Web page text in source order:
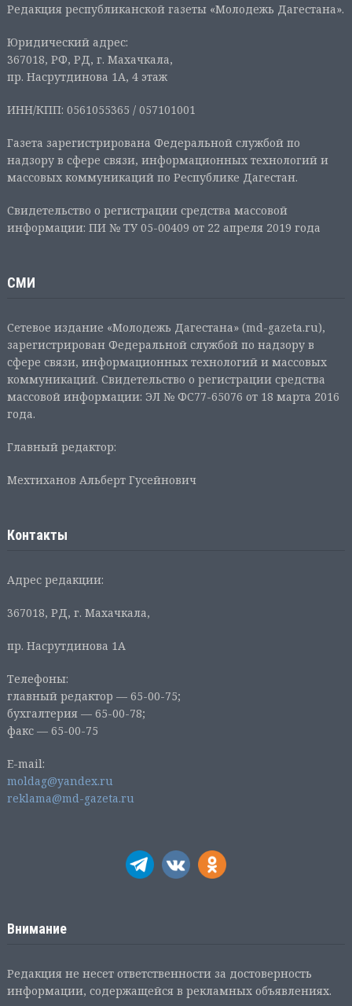
Редакция республиканской газеты «Молодежь Дагестана».
Юридический адрес:
367018, РФ, РД, г. Махачкала,
пр. Насрутдинова 1А, 4 этаж
ИНН/КПП: 0561055365 / 057101001
Газета зарегистрирована Федеральной службой по
надзору в сфере связи, информационных технологий и
массовых коммуникаций по Республике Дагестан.
Свидетельство о регистрации средства массовой
информации: ПИ № ТУ 05-00409 от 22 апреля 2019 года
СМИ
Сетевое издание «Молодежь Дагестана» (md-gazeta.ru),
зарегистрирован Федеральной службой по надзору в
сфере связи, информационных технологий и массовых
коммуникаций. Свидетельство о регистрации средства
массовой информации: ЭЛ № ФС77-65076 от 18 марта 2016
года.
Главный редактор:
Мехтиханов Альберт Гусейнович
Контакты
Адрес редакции:
367018, РД, г. Махачкала,
пр. Насрутдинова 1А
Телефоны:
главный редактор — 65-00-75;
бухгалтерия — 65-00-78;
факс — 65-00-75
E-mail:
moldag@yandex.ru
reklama@md-gazeta.ru
Внимание
Редакция не несет ответственности за достоверность
информации, содержащейся в рекламных объявлениях.